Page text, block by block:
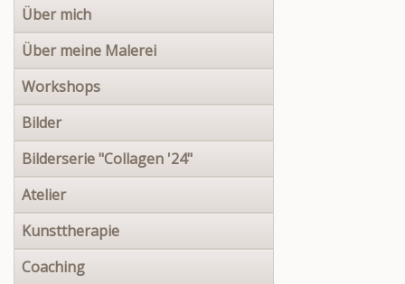
Über mich
Über meine Malerei
Workshops
Bilder
Bilderserie "Collagen '24"
Atelier
Kunsttherapie
Coaching